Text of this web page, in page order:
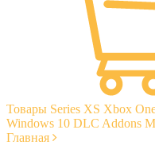
Товары Series XS Xbox
Windows 10 DLC Addons
Главная